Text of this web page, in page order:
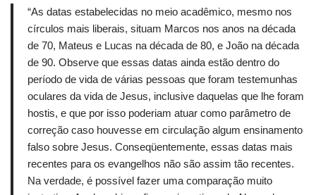
“As datas estabelecidas no meio acadêmico, mesmo nos
círculos mais liberais, situam Marcos nos anos na década
de 70, Mateus e Lucas na década de 80, e João na década
de 90. Observe que essas datas ainda estão dentro do
período de vida de várias pessoas que foram testemunhas
oculares da vida de Jesus, inclusive daquelas que lhe foram
hostis, e que por isso poderiam atuar como parâmetro de
correção caso houvesse em circulação algum ensinamento
falso sobre Jesus. Conseqüentemente, essas datas mais
recentes para os evangelhos não são assim tão recentes.
Na verdade, é possível fazer uma comparação muito